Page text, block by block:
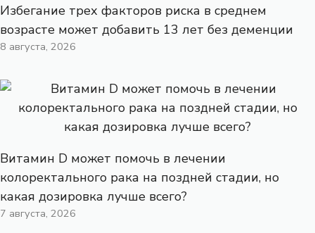
Избегание трех факторов риска в среднем
возрасте может добавить 13 лет без деменции
8 августа, 2026
Витамин D может помочь в лечении
колоректального рака на поздней стадии, но
какая дозировка лучше всего?
7 августа, 2026